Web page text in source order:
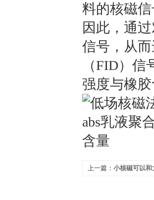
料的核磁
因此，通
信号，从
（FID）
强度与橡
上一篇： 小核磁可以和